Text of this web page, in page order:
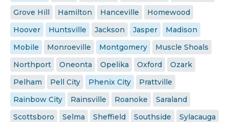
Grove Hill
Hamilton Hanceville
Homewood
Hoover
Huntsville Jackson Jasper
Madison
Mobile
Monroeville Montgomery
Muscle Shoals
Northport
Oneonta Opelika Oxford
Ozark
Pelham
Pell City Phenix City
Prattville
Rainbow City
Rainsville Roanoke
Saraland
Scottsboro
Selma Sheffield Southside
Sylacauga